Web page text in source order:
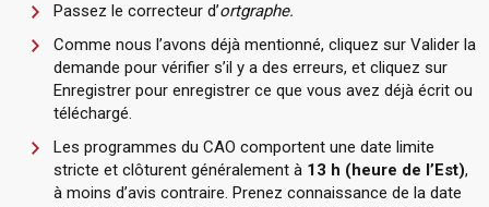
Passez le correcteur d’ortgraphe.
Comme nous l’avons déjà mentionné, cliquez sur Valider la
demande pour vérifier s’il y a des erreurs, et cliquez sur
Enregistrer pour enregistrer ce que vous avez déjà écrit ou
téléchargé.
Les programmes du CAO comportent une date limite
stricte et clôturent généralement à 13 h (heure de l’Est),
à moins d’avis contraire. Prenez connaissance de la date